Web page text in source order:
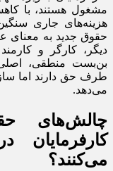
مشغول هستند، با
هزینه‌های جاری
حقوق جدید به معنای
دیگر، کارگر و
‌بن‌بست منطقی،
طرف حق دارند اما
می‌دهد.
کارفرمایان
می‌کنند؟